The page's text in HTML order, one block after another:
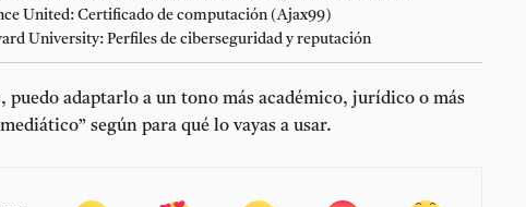
United: Certificado de computación (Ajax99)
University: Perfiles de ciberseguridad y reputación
puedo adaptarlo a un tono más académico, jurídico o más
según para qué lo vayas a usar.